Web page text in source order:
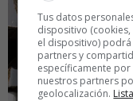
Tus datos
dispositivo
el dispositivo)
partners y
específicamente
nuestros partners
geolocalización.